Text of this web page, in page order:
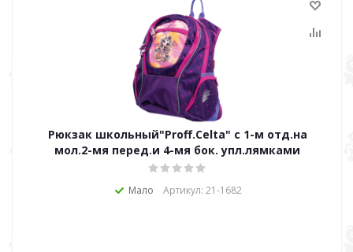
Рюкзак школьный"Proff.Celta" c 1-м отд.на
мол.2-мя перед.и 4-мя бок. упл.лямками
Мало Артикул: 21-1682